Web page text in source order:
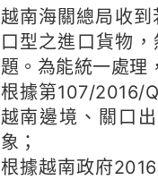
越南海關總局收
口型之進口貨物
題。為能統一處理
根據第107/2016/
越南邊境、關口
象；
根據越南政府